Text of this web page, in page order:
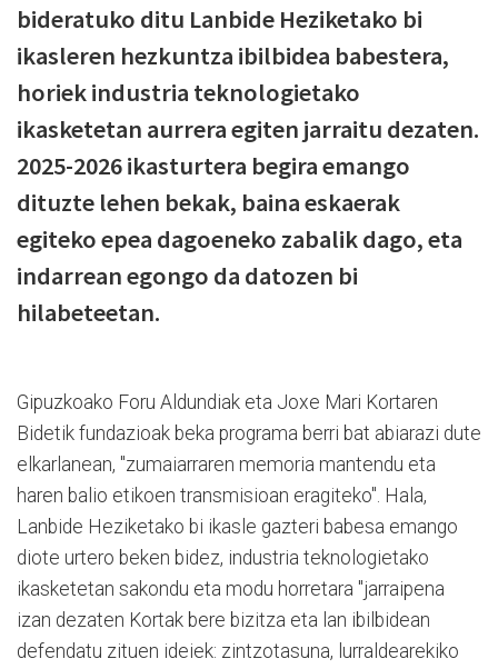
bideratuko ditu Lanbide Heziketako bi
ikasleren hezkuntza ibilbidea babestera,
horiek industria teknologietako
ikasketetan aurrera egiten jarraitu dezaten.
2025-2026 ikasturtera begira emango
dituzte lehen bekak, baina eskaerak
egiteko epea dagoeneko zabalik dago, eta
indarrean egongo da datozen bi
hilabeteetan.
Gipuzkoako Foru Aldundiak eta Joxe Mari Kortaren
Bidetik fundazioak beka programa berri bat abiarazi dute
elkarlanean, "zumaiarraren memoria mantendu eta
haren balio etikoen transmisioan eragiteko". Hala,
Lanbide Heziketako bi ikasle gazteri babesa emango
diote urtero beken bidez, industria teknologietako
ikasketetan sakondu eta modu horretara "jarraipena
izan dezaten Kortak bere bizitza eta lan ibilbidean
defendatu zituen ideiek: zintzotasuna, lurraldearekiko